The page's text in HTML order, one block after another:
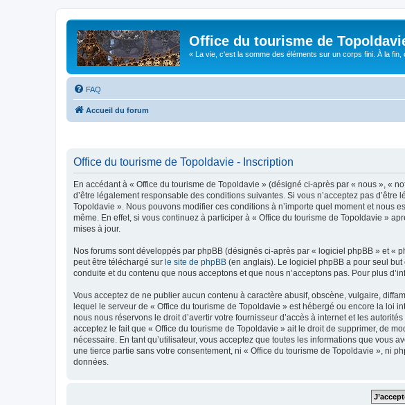
Office du tourisme de
« La vie, c'est la somme des éléments sur un corps fini. À la fin,
FAQ
Accueil du forum
Office du tourisme de Topoldavie - Inscription
En accédant à « Office du tourisme de Topoldavie » (désigné ci-après par « nous », «
d’être légalement responsable des conditions suivantes. Si vous n’acceptez pas
Topoldavie ». Nous pouvons modifier ces conditions à n’importe quel moment et
même. En effet, si vous continuez à participer à « Office du tourisme de Topoldavie »
mises à jour.
Nos forums sont développés par phpBB (désignés ci-après par « logiciel phpBB » et «
peut être téléchargé sur le site de phpBB (en anglais). Le logiciel phpBB a pour seul
conduite et du contenu que nous acceptons et que nous n’acceptons pas. Pour plus
Vous acceptez de ne publier aucun contenu à caractère abusif, obscène, vulgaire,
lequel le serveur de « Office du tourisme de Topoldavie » est hébergé ou encore la loi
nous nous réservons le droit d’avertir votre fournisseur d’accès à internet et les
acceptez le fait que « Office du tourisme de Topoldavie » ait le droit de supprimer, de
nécessaire. En tant qu’utilisateur, vous acceptez que toutes les informations que
une tierce partie sans votre consentement, ni « Office du tourisme de Topoldavie », ni
données.